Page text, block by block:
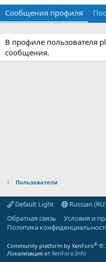
Сообщения профиля
В профиле пользователя
сообщения.
Пользователи
Default Light
Russian
Обратная связь
Условия и
Политика
Community platform by XenForo® ©
Локализация от XenForo.Info